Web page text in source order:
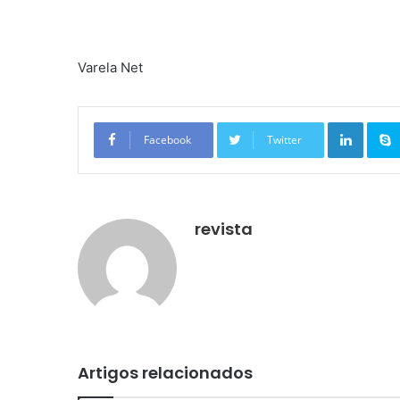
Varela Net
Facebook Twitter
Linkedin
revista
Artigos relacionados